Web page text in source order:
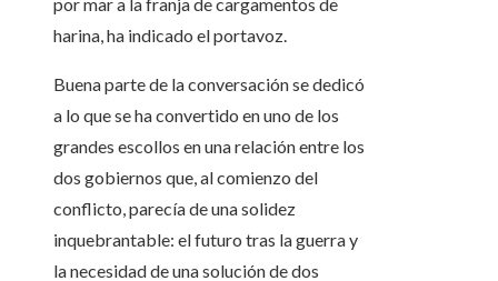
por mar a la franja de cargamentos de
harina, ha indicado el portavoz.
Buena parte de la conversación se dedicó
a lo que se ha convertido en uno de los
grandes escollos en una relación entre los
dos gobiernos que, al comienzo del
conflicto, parecía de una solidez
inquebrantable: el futuro tras la guerra y
la necesidad de una solución de dos